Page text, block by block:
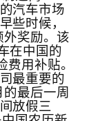
汽车市场
些时候，
外奖励。该
在中国的
用补贴。
最重要的
最后一周
放假三